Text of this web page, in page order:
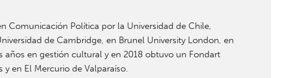
Comunicación Política por la Universidad de Chile,
de Cambridge, en Brunel University London, en
años en gestión cultural y en 2018 obtuvo un Fondart
en El Mercurio de Valparaíso.